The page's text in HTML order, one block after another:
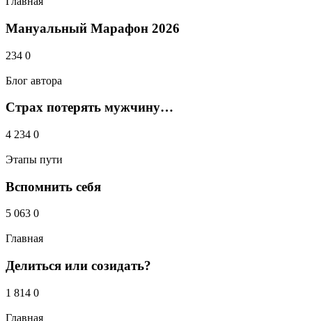
Мануальный Марафон 2026
234 0
Блог автора
Страх потерять мужчину…
4 234 0
Этапы пути
Вспомнить себя
5 063 0
Главная
Делиться или созидать?
1 814 0
Главная